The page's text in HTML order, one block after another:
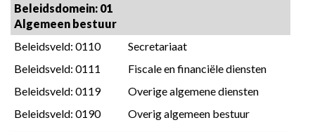
Beleidsdomein: 01
Algemeen bestuur
Beleidsveld: 0110
Secretariaat
Beleidsveld: 0111
Fiscale en financiële diensten
Beleidsveld: 0119
Overige algemene diensten
Beleidsveld: 0190
Overig algemeen bestuur